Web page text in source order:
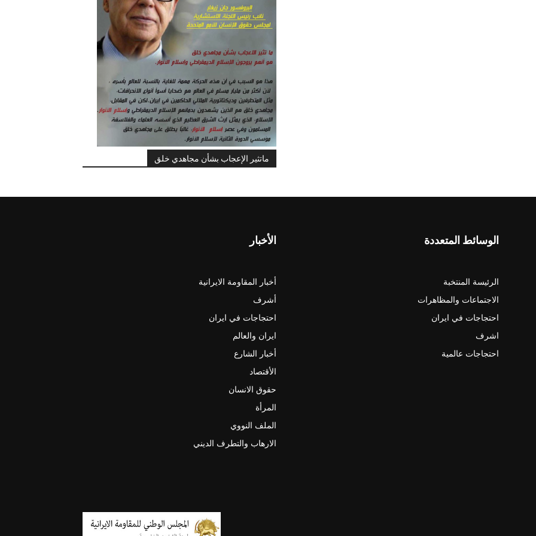
ماتثير الإعجاب بشأن مجاهدي خلق
الأخبار
أخبار المقاومة الايرانية
أشرف
احتجاجات في ايران
ايران والعالم
أخبار الشارع
الأقتصاد
حقوق الانسان
المرأة
الملف النووي
الارهاب والتطرف الديني
الوسائط المتعددة
الرئيسة المنتخبة
الاجتماعات والمظاهرات
احتجاجات في ايران
اشرف
احتجاجات عالمية